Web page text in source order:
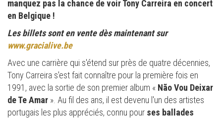
manquez pas la chance de voir Tony Carreira en concert
en Belgique !
Les billets sont en vente dès maintenant sur
www.gracialive.be
Avec une carrière qui s'étend sur près de quatre décennies,
Tony Carreira s'est fait connaître pour la première fois en
1991, avec la sortie de son premier album « Não Vou Deixar
de Te Amar ». Au fil des ans, il est devenu l'un des artistes
portugais les plus appréciés, connu pour ses ballades